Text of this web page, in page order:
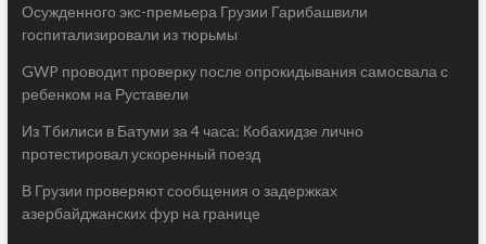
Осужденного экс-премьера Грузии Гарибашвили
госпитализировали из тюрьмы
GWP проводит проверку после опрокидывания самосвала с
ребенком на Руставели
Из Тбилиси в Батуми за 4 часа: Кобахидзе лично
протестировал ускоренный поезд
В Грузии проверяют сообщения о задержках
азербайджанских фур на границе